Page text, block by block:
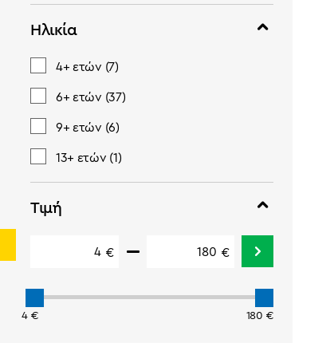
Ηλικία
4+ ετών (7)
6+ ετών (37)
9+ ετών (6)
13+ ετών (1)
Τιμή
€ €
4 € 180 €